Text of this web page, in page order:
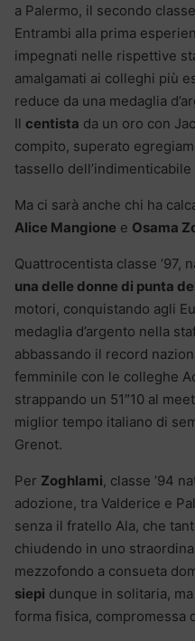
a Palermo, il secondo
Entrambi alla prima
impegnati nelle rispettive
amalgamati ai colleghi più
reduce da una medaglia
Il centista da un oro con
compito, superato
tassello
Ma ci sarà anche chi ha
Alice Mangione e Osama
Quattrocentista classe ’97,
una delle donne di punta
motori, conquistando agli
medaglia d’argento nella
abbassando il record
femminile con le colleghe
strappando un 51″10 al
miglior tempo italiano di
Grenot.
Per Zoghlami, classe ’94
adozione, tra Valderice e
senza il fratello Ala, che
chiudendo in uno
mezzofondo a consueta
siepi dunque in solitaria,
forma fisica, compromessa